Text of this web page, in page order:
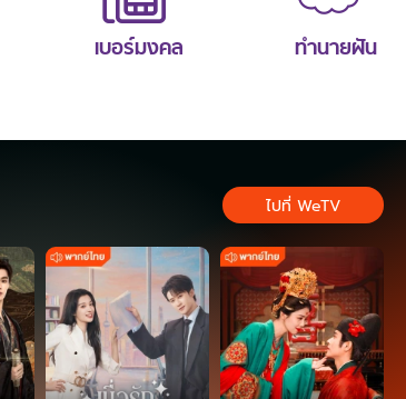
เบอร์มงคล ทำนายฝัน
ไปที่ WeTV